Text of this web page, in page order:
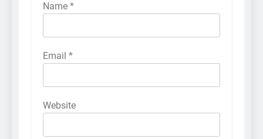
Name *
Email *
Website